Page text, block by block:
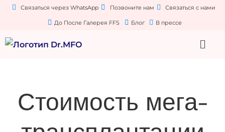
Связаться через WhatsApp Позвоните нам Связаться с нами
До После Галерея FFS Блог В прессе
Стоимость мега-